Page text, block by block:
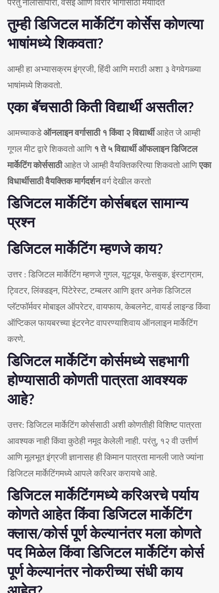
परंतु नालासोपारा, वसई आणि विरार भागासाठी मर्यादित
तुम्ही डिजिटल मार्केटिंग कोर्सेस कोणत्या
भाषांमध्ये शिकवता?
आम्ही हा अभ्यासक्रम इंग्रजी, हिंदी आणि मराठी अशा ३ वेगवेगळ्या
भाषांमध्ये शिकवतो.
एका बॅचसाठी किती विद्यार्थी असतील?
आमच्याकडेऑनलाइन वर्गासाठी १ किंवा २ विद्यार्थीआहेत जे आम्ही
गूगल मीट द्वारे शिकवतो आणि १ ते ५ विद्यार्थी ऑफलाइन डिजिटल
मार्केटिंग कोर्ससाठीआहेत जे आम्ही वैयक्तिकरित्या शिकवतो आणिएका
विधार्थीसाठी वैयक्तिक मार्गदर्शनवर्ग देखील करतो
डिजिटल मार्केटिंग कोर्सबद्दल सामान्य
प्रश्न
डिजिटल मार्केटिंग म्हणजे काय?
उत्तर : डिजिटल मार्केटिंग म्हणजे गुगल, यूट्यूब, फेसबुक, इंस्टाग्राम,
ट्विटर, लिंक्डइन, पिंटेरेस्ट, टम्बलर आणि इतर अनेक डिजिटल
प्लॅटफॉर्मवर मोबाइल ऑपरेटर, वायफाय, केबलनेट, वायर्ड लाइन्ड किंवा
ऑप्टिकल फायबरच्या इंटरनेट वापरण्याशिवाय ऑनलाइन मार्केटिंग
करणे.
डिजिटल मार्केटिंग कोर्समध्ये सहभागी
होण्यासाठी कोणती पात्रता आवश्यक
आहे?
उत्तर: डिजिटल मार्केटिंग कोर्ससाठी अशी कोणतीही विशिष्ट पात्रता
आवश्यक नाही किंवा कुठेही नमूद केलेली नाही. परंतु, १२ वी उत्तीर्ण
आणि मूलभूत इंग्रजी ज्ञानासह ही किमान पात्रता मानली जाते ज्यांना
डिजिटल मार्केटिंगमध्ये आपले करिअर करायचे आहे.
डिजिटल मार्केटिंगमध्ये करिअरचे पर्याय
कोणते आहेत किंवा डिजिटल मार्केटिंग
क्लास/कोर्स पूर्ण केल्यानंतर मला कोणते
पद मिळेल किंवा डिजिटल मार्केटिंग कोर्स
पूर्ण केल्यानंतर नोकरीच्या संधी काय